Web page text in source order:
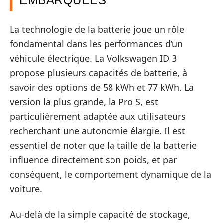
La technologie de la batterie joue un rôle
fondamental dans les performances d’un
véhicule électrique. La Volkswagen ID 3
propose plusieurs capacités de batterie, à
savoir des options de 58 kWh et 77 kWh. La
version la plus grande, la Pro S, est
particulièrement adaptée aux utilisateurs
recherchant une autonomie élargie. Il est
essentiel de noter que la taille de la batterie
influence directement son poids, et par
conséquent, le comportement dynamique de la
voiture.
Au-delà de la simple capacité de stockage,